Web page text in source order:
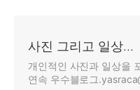
사진 그리고 일상...
개인적인 사진과 일상을
연속 우수블로그